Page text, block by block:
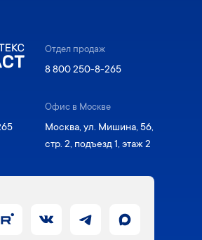
Отдел продаж
8 800 250-8-265
Офис в Москве
Москва, ул. Мишина, 56,
стр. 2, подъезд 1, этаж 2